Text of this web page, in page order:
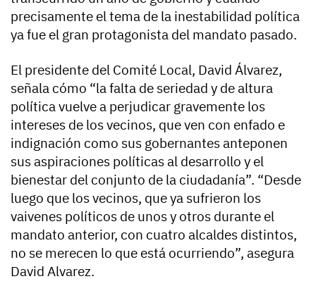
precisamente el tema de la inestabilidad política
ya fue el gran protagonista del mandato pasado.
El presidente del Comité Local, David Álvarez,
señala cómo “la falta de seriedad y de altura
política vuelve a perjudicar gravemente los
intereses de los vecinos, que ven con enfado e
indignación como sus gobernantes anteponen
sus aspiraciones políticas al desarrollo y el
bienestar del conjunto de la ciudadanía”. “Desde
luego que los vecinos, que ya sufrieron los
vaivenes políticos de unos y otros durante el
mandato anterior, con cuatro alcaldes distintos,
no se merecen lo que está ocurriendo”, asegura
David Alvarez.